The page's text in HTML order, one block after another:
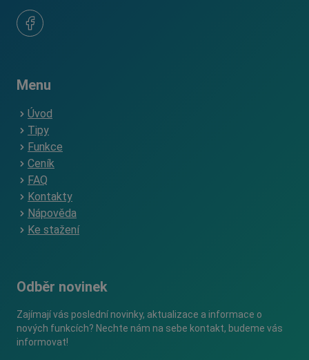
Menu
Úvod
Tipy
Funkce
Ceník
FAQ
Kontakty
Nápověda
Ke stažení
Odběr novinek
Zajímají vás poslední novinky, aktualizace a informace o
nových funkcích? Nechte nám na sebe kontakt, budeme vás
informovat!